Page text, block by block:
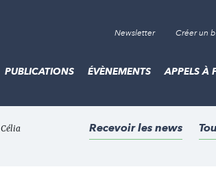
Newsletter Créer un
PUBLICATIONS ÉVÈNEMENTS APPELS À
Célia
Recevoir les news